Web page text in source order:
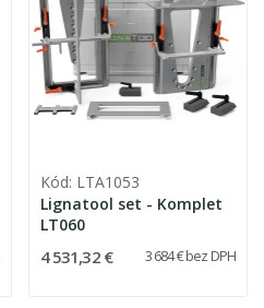
Kód: LTA1053
Lignatool set - Komplet
LT060
4 531,32 € 3 684 € bez DPH